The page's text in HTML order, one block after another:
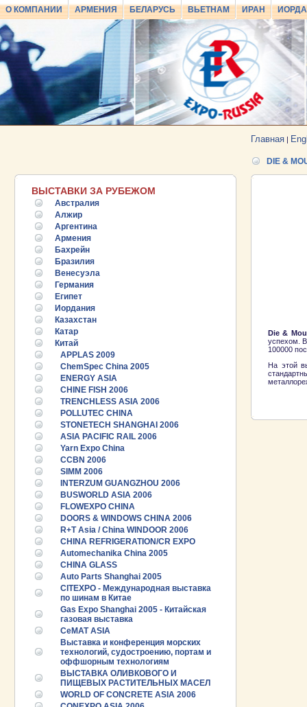
О КОМПАНИИ АРМЕНИЯ БЕЛАРУСЬ ВЬЕТНАМ ИРАН
Главная |
ВЫСТАВКИ ЗА РУБЕЖОМ
Австралия
Алжир
Аргентина
Армения
Бахрейн
Бразилия
Венесуэла
Германия
Египет
Иордания
Казахстан
Катар
Китай
APPLAS 2009
ChemSpec China 2005
ENERGY ASIA
CHINE FISH 2006
TRENCHLESS ASIA 2006
POLLUTEC CHINA
STONETECH SHANGHAI 2006
ASIA PACIFIC RAIL 2006
Yarn Expo China
CCBN 2006
SIMM 2006
INTERZUM GUANGZHOU 2006
BUSWORLD ASIA 2006
FLOWEXPO CHINA
DOORS & WINDOWS CHINA 2006
R+T Asia / China WINDOOR 2006
CHINA REFRIGERATION/CR EXPO
Automechanika China 2005
CHINA GLASS
Auto Parts Shanghai 2005
CITEXPO - Международная выставка
по шинам в Китае
Gas Expo Shanghai 2005 - Китайская
газовая выставка
CeMAT ASIA
Выставка и конференция морских
технологий, судостроению, портам и
оффшорным технологиям
ВЫСТАВКА ОЛИВКОВОГО И
ПИЩЕВЫХ РАСТИТЕЛЬНЫХ МАСЕЛ
WORLD OF CONCRETE ASIA 2006
DIE &
Die &
успехом.
100000
На этой